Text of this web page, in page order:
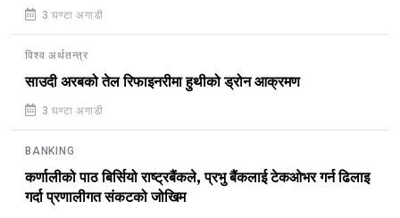
3 घण्टा अगाडी
विश्व अर्थतन्त्र
साउदी अरबको तेल रिफाइनरीमा हुथीको ड्रोन आक्रमण
3 घण्टा अगाडी
BANKING
कर्णालीको पाठ बिर्सियो राष्ट्रबैंकले, प्रभु बैंकलाई टेकओभर गर्न ढिलाइ
गर्दा प्रणालीगत संकटको जोखिम